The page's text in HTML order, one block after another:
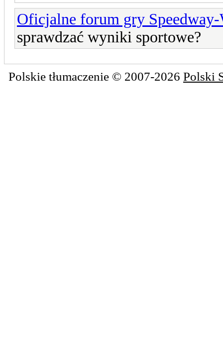
Oficjalne forum gry
sprawdzać wyniki sportowe?
Polskie tłumaczenie © 2007-2026 Polski